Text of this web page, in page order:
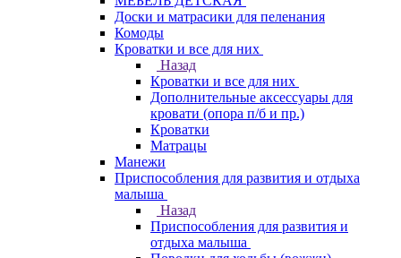
Доски и матрасики для пеленания
Комоды
Кроватки и все для них
Назад
Кроватки и все для них
Дополнительные аксессуары для
кровати (опора п/б и пр.)
Кроватки
Матрацы
Манежи
Приспособления для развития и отдыха
малыша
Назад
Приспособления для развития и
отдыха малыша